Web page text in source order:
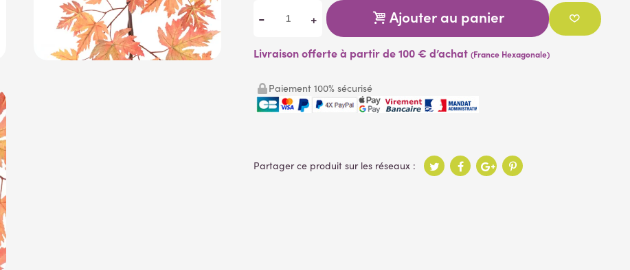
- + Ajouter au panier
Livraison offerte à partir de 100 € d’achat(France Hexagonale)
Paiement 100% sécurisé